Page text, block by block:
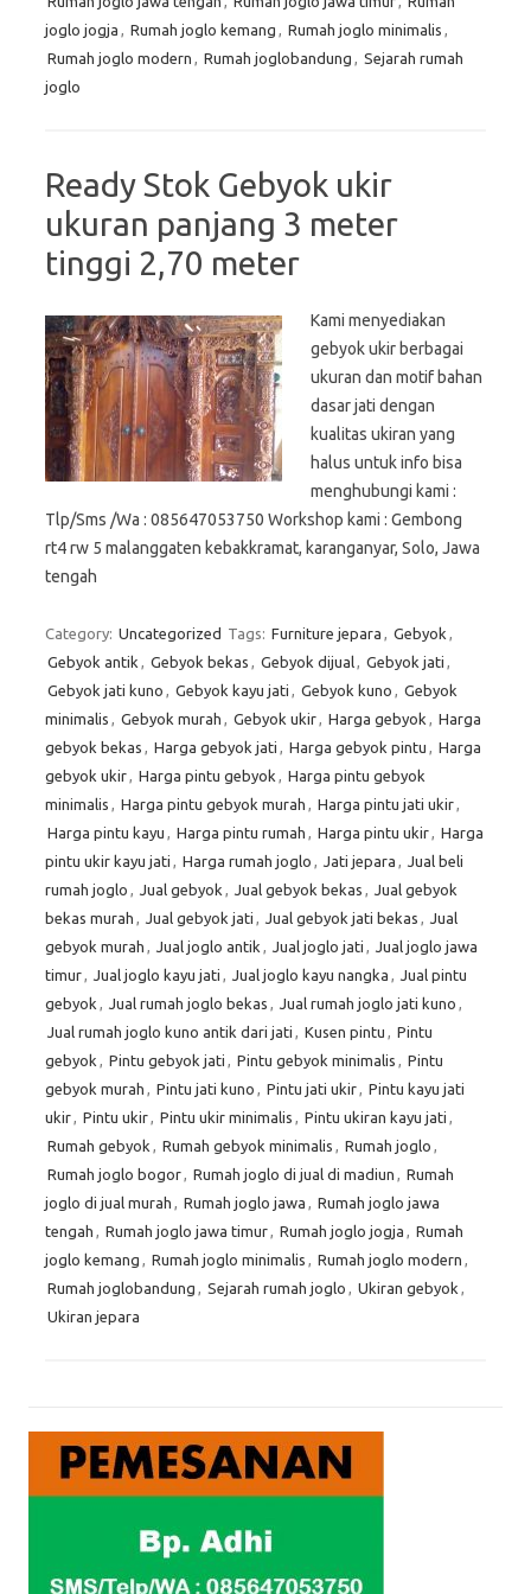
joglo jogja , Rumah joglo kemang , Rumah joglo minimalis ,
Rumah joglo modern , Rumah joglobandung , Sejarah rumah
joglo
Ready Stok Gebyok ukir
ukuran panjang 3 meter
tinggi 2,70 meter
Kami menyediakan
gebyok ukir berbagai
ukuran dan motif bahan
dasar jati dengan
kualitas ukiran yang
halus untuk info bisa
menghubungi kami :
Tlp/Sms /Wa : 085647053750 Workshop kami : Gembong
rt4 rw 5 malanggaten kebakkramat, karanganyar, Solo, Jawa
tengah
Category: Uncategorized Tags: Furniture jepara , Gebyok ,
Gebyok antik , Gebyok bekas , Gebyok dijual, Gebyok jati ,
Gebyok jati kuno , Gebyok kayu jati , Gebyok kuno , Gebyok
minimalis , Gebyok murah , Gebyok ukir, Harga gebyok , Harga
gebyok bekas , Harga gebyok jati , Harga gebyok pintu , Harga
gebyok ukir, Harga pintu gebyok , Harga pintu gebyok
minimalis , Harga pintu gebyok murah , Harga pintu jati ukir,
Harga pintu kayu , Harga pintu rumah , Harga pintu ukir, Harga
pintu ukir kayu jati , Harga rumah joglo , Jati jepara , Jual beli
rumah joglo , Jual gebyok , Jual gebyok bekas , Jual gebyok
bekas murah , Jual gebyok jati , Jual gebyok jati bekas , Jual
gebyok murah , Jual joglo antik , Jual joglo jati , Jual joglo jawa
timur, Jual joglo kayu jati , Jual joglo kayu nangka , Jual pintu
gebyok , Jual rumah joglo bekas , Jual rumah joglo jati kuno ,
Jual rumah joglo kuno antik dari jati , Kusen pintu , Pintu
gebyok , Pintu gebyok jati , Pintu gebyok minimalis , Pintu
gebyok murah , Pintu jati kuno , Pintu jati ukir, Pintu kayu jati
ukir, Pintu ukir, Pintu ukir minimalis , Pintu ukiran kayu jati ,
Rumah gebyok , Rumah gebyok minimalis , Rumah joglo ,
Rumah joglo bogor, Rumah joglo di jual di madiun , Rumah
joglo di jual murah , Rumah joglo jawa , Rumah joglo jawa
tengah , Rumah joglo jawa timur, Rumah joglo jogja , Rumah
joglo kemang , Rumah joglo minimalis , Rumah joglo modern ,
Rumah joglobandung , Sejarah rumah joglo , Ukiran gebyok ,
Ukiran jepara